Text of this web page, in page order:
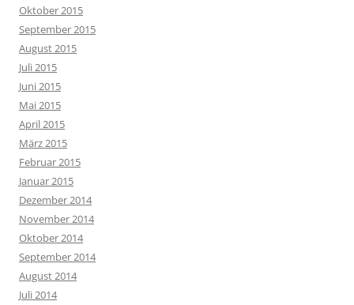
Oktober 2015
September 2015
August 2015
Juli 2015
Juni 2015
Mai 2015
April 2015
März 2015
Februar 2015
Januar 2015
Dezember 2014
November 2014
Oktober 2014
September 2014
August 2014
Juli 2014